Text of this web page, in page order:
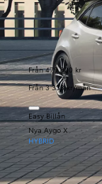
Från 479 900 kr
Från 3 333 kr/mån
Easy Billån
Nya Aygo X
HYBRID